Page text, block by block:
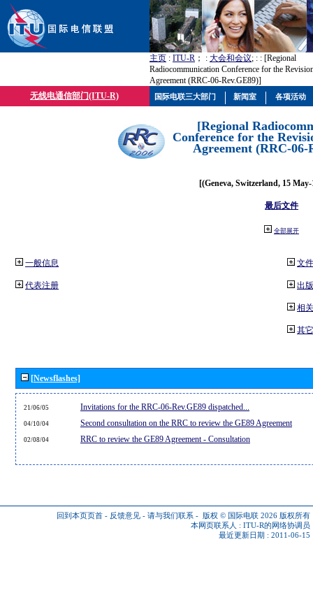
主页 : ITU-R ； : 大会和会议; : : [Regional
Radiocommunication Conference for the
Agreement (RRC-06-Rev.GE89)]
无线电通信部门(ITU-R)
[Regional
Conference for the
Agreement (RRC-06-
[(Geneva, Switzerland, 15
最后文件
全部展开
一般信息
代表注册
文件
出
相
其
[Newsflashes]
21/06/05 Invitations for the RRC-06-Rev.GE89 dispatched...
04/10/04 Second consultation on the RRC to review the GE89 Agreement
02/08/04 RRC to review the GE89 Agreement - Consultation
回到本页页首 - 反馈意见 - 请与我们联系 - 版权 © 国际电联 2026 版权所有
本网页联系人 : ITU-R的网络协调员
最近更新日期 : 2011-06-15
国际电联三大部门 新闻室 各项活动